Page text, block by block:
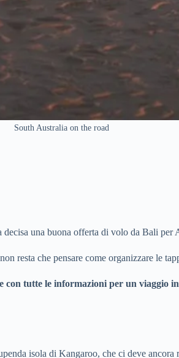
South Australia on the road
una buona offerta di volo da Bali per
resta che pensare come organizzare le
con tutte le informazioni per un viaggio in
isola di Kangaroo, che ci deve